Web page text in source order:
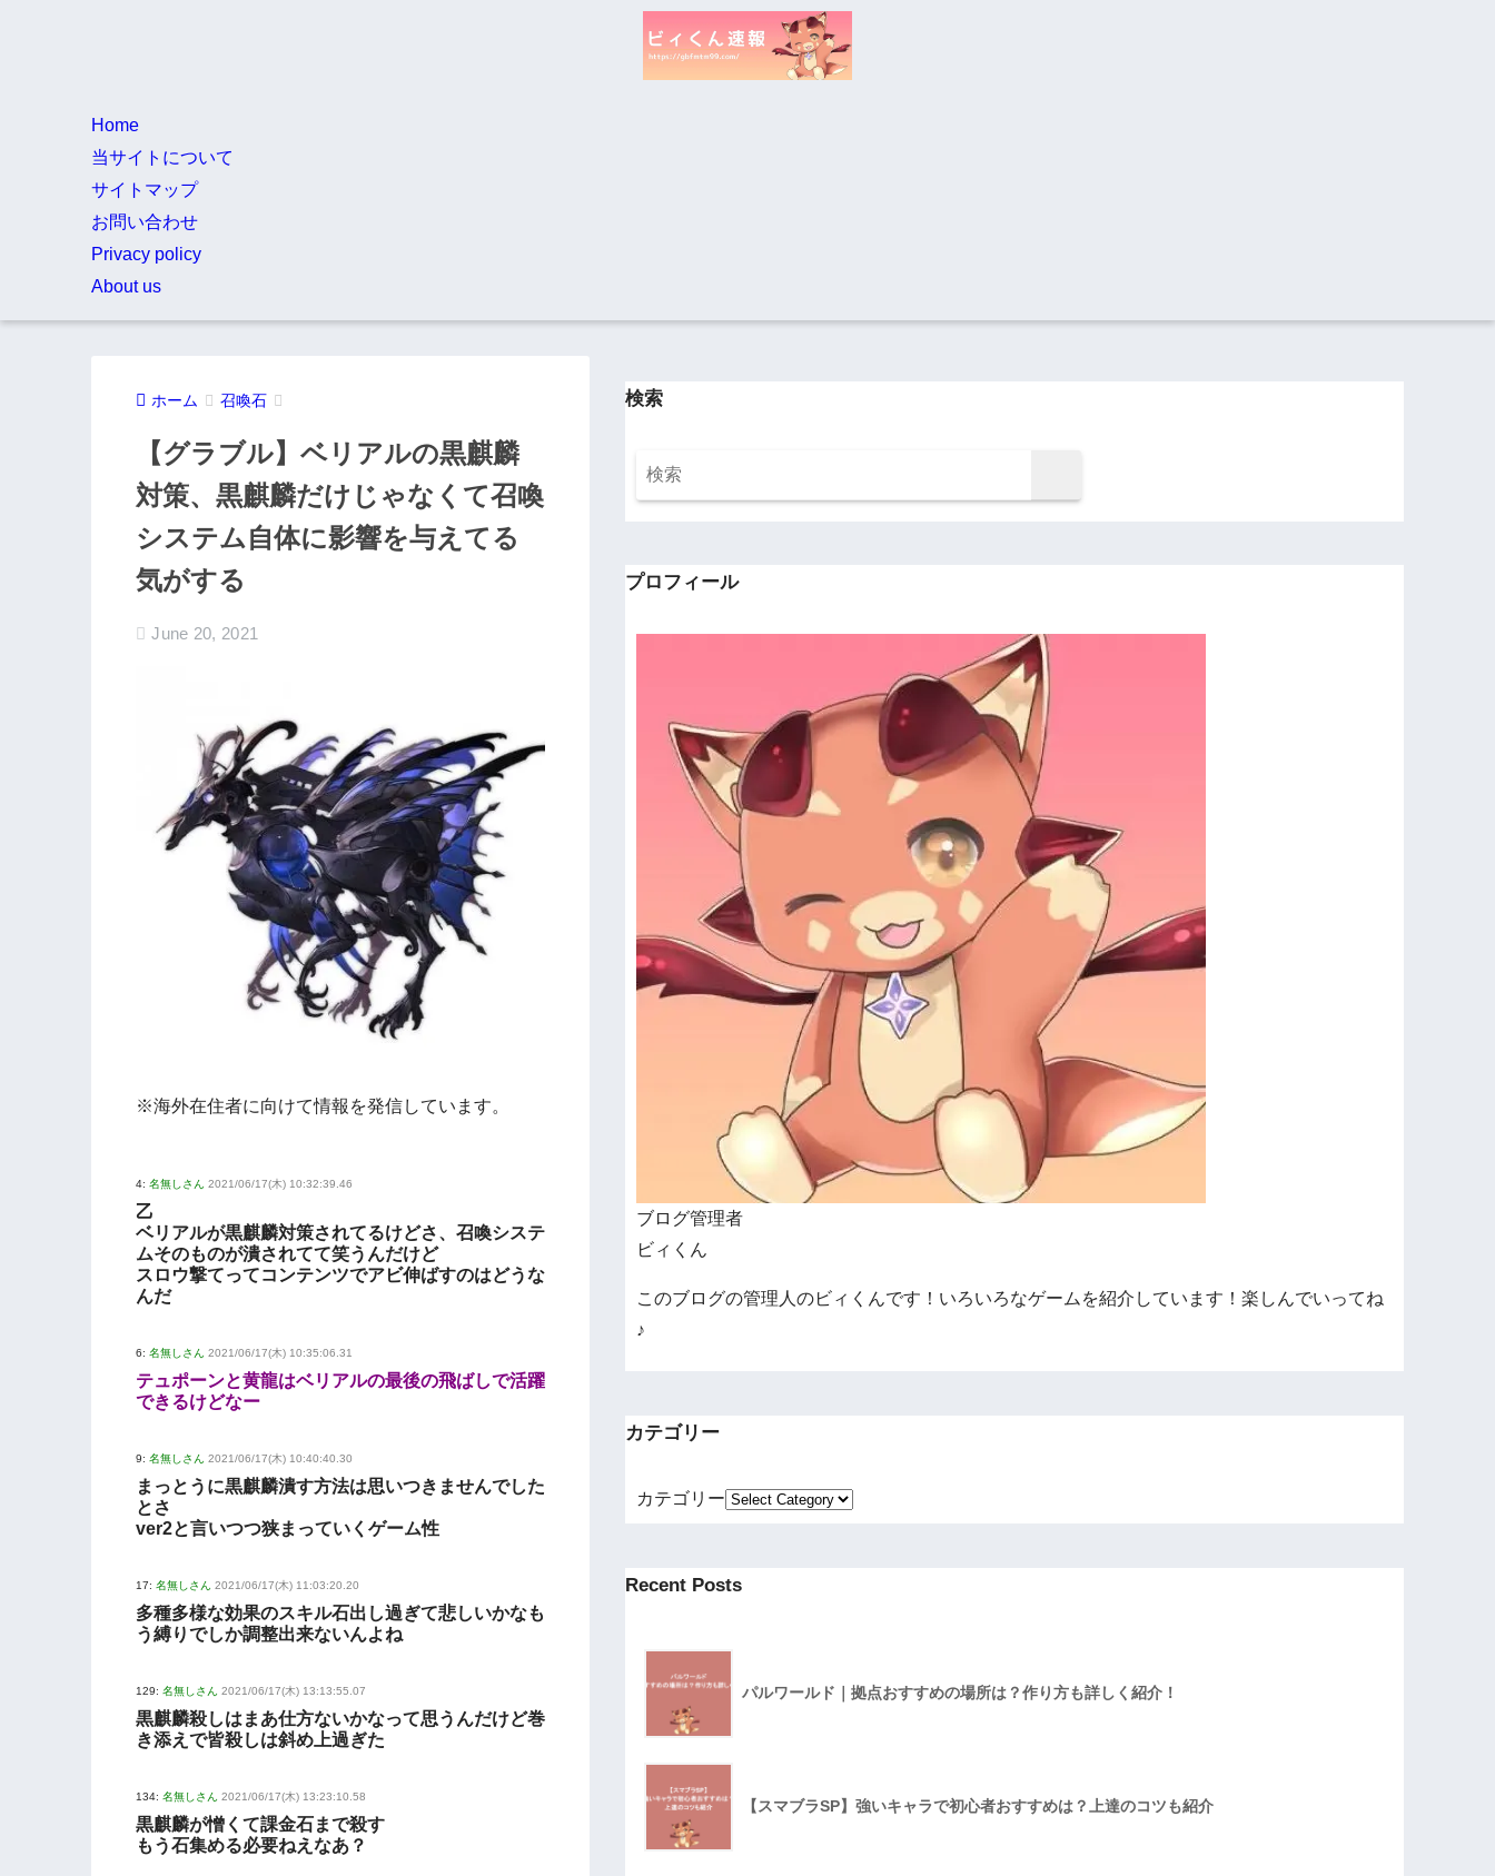
Home
当サイトについて
サイトマップ
お問い合わせ
Privacy policy
About us
ホーム 召喚石
【グラブル】ベリアルの黒麒麟
対策、黒麒麟だけじゃなくて召喚
システム自体に影響を与えてる
気がする
June 20, 2021
※海外在住者に向けて情報を発信しています。
4: 名無しさん 2021/06/17(木) 10:32:39.46
乙
ベリアルが黒麒麟対策されてるけどさ、召喚システ
ムそのものが潰されてて笑うんだけど
スロウ撃てってコンテンツでアビ伸ばすのはどうな
んだ
6: 名無しさん 2021/06/17(木) 10:35:06.31
テュポーンと黄龍はベリアルの最後の飛ばしで活躍
できるけどなー
9: 名無しさん 2021/06/17(木) 10:40:40.30
まっとうに黒麒麟潰す方法は思いつきませんでした
とさ
ver2と言いつつ狭まっていくゲーム性
17: 名無しさん 2021/06/17(木) 11:03:20.20
多種多様な効果のスキル石出し過ぎて悲しいかなも
う縛りでしか調整出来ないんよね
129: 名無しさん 2021/06/17(木) 13:13:55.07
黒麒麟殺しはまあ仕方ないかなって思うんだけど巻
き添えで皆殺しは斜め上過ぎた
134: 名無しさん 2021/06/17(木) 13:23:10.58
黒麒麟が憎くて課金石まで殺す
もう石集める必要ねえなあ？
検索
プロフィール
ブログ管理者
ビィくん
このブログの管理人のビィくんです！いろいろなゲームを紹介しています！楽しんでいってね
♪
カテゴリー
カテゴリー
Recent Posts
パルワールド｜拠点おすすめの場所は？作り方も詳しく紹介！
【スマブラSP】強いキャラで初心者おすすめは？上達のコツも紹介